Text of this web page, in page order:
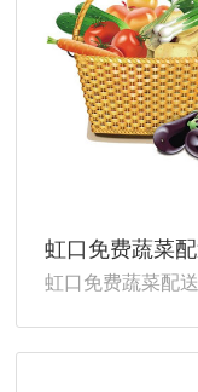
虹口免费蔬菜
虹口免费蔬菜配